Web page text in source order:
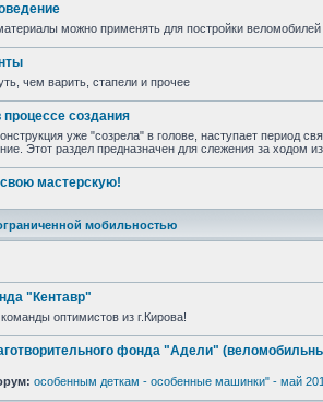
можно применять для постройки
чем варить, стапели и прочее
процессе создания
уже "созрела" в голове, наступает период
Этот раздел предназначен для слежения за ходом
мастерскую!
мобильностью
"Кентавр"
оптимистов из г.Кирова!
фонда "Адели"
особенным деткам - особенные машинки" - май